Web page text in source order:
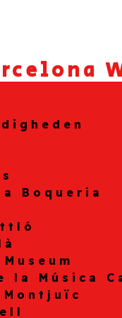
Boqueria
la Música